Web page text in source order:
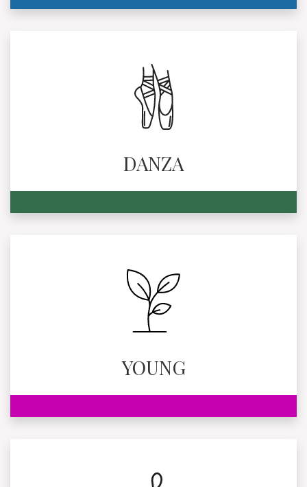
DANZA
YOUNG